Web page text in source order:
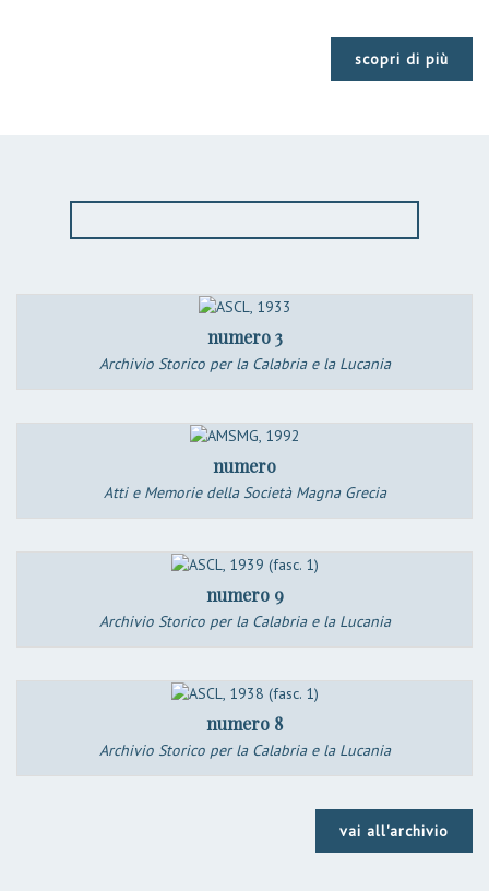
scopri di più
numero 3
Archivio Storico per la Calabria e la Lucania
numero
Atti e Memorie della Società Magna Grecia
numero 9
Archivio Storico per la Calabria e la Lucania
numero 8
Archivio Storico per la Calabria e la Lucania
vai all'archivio